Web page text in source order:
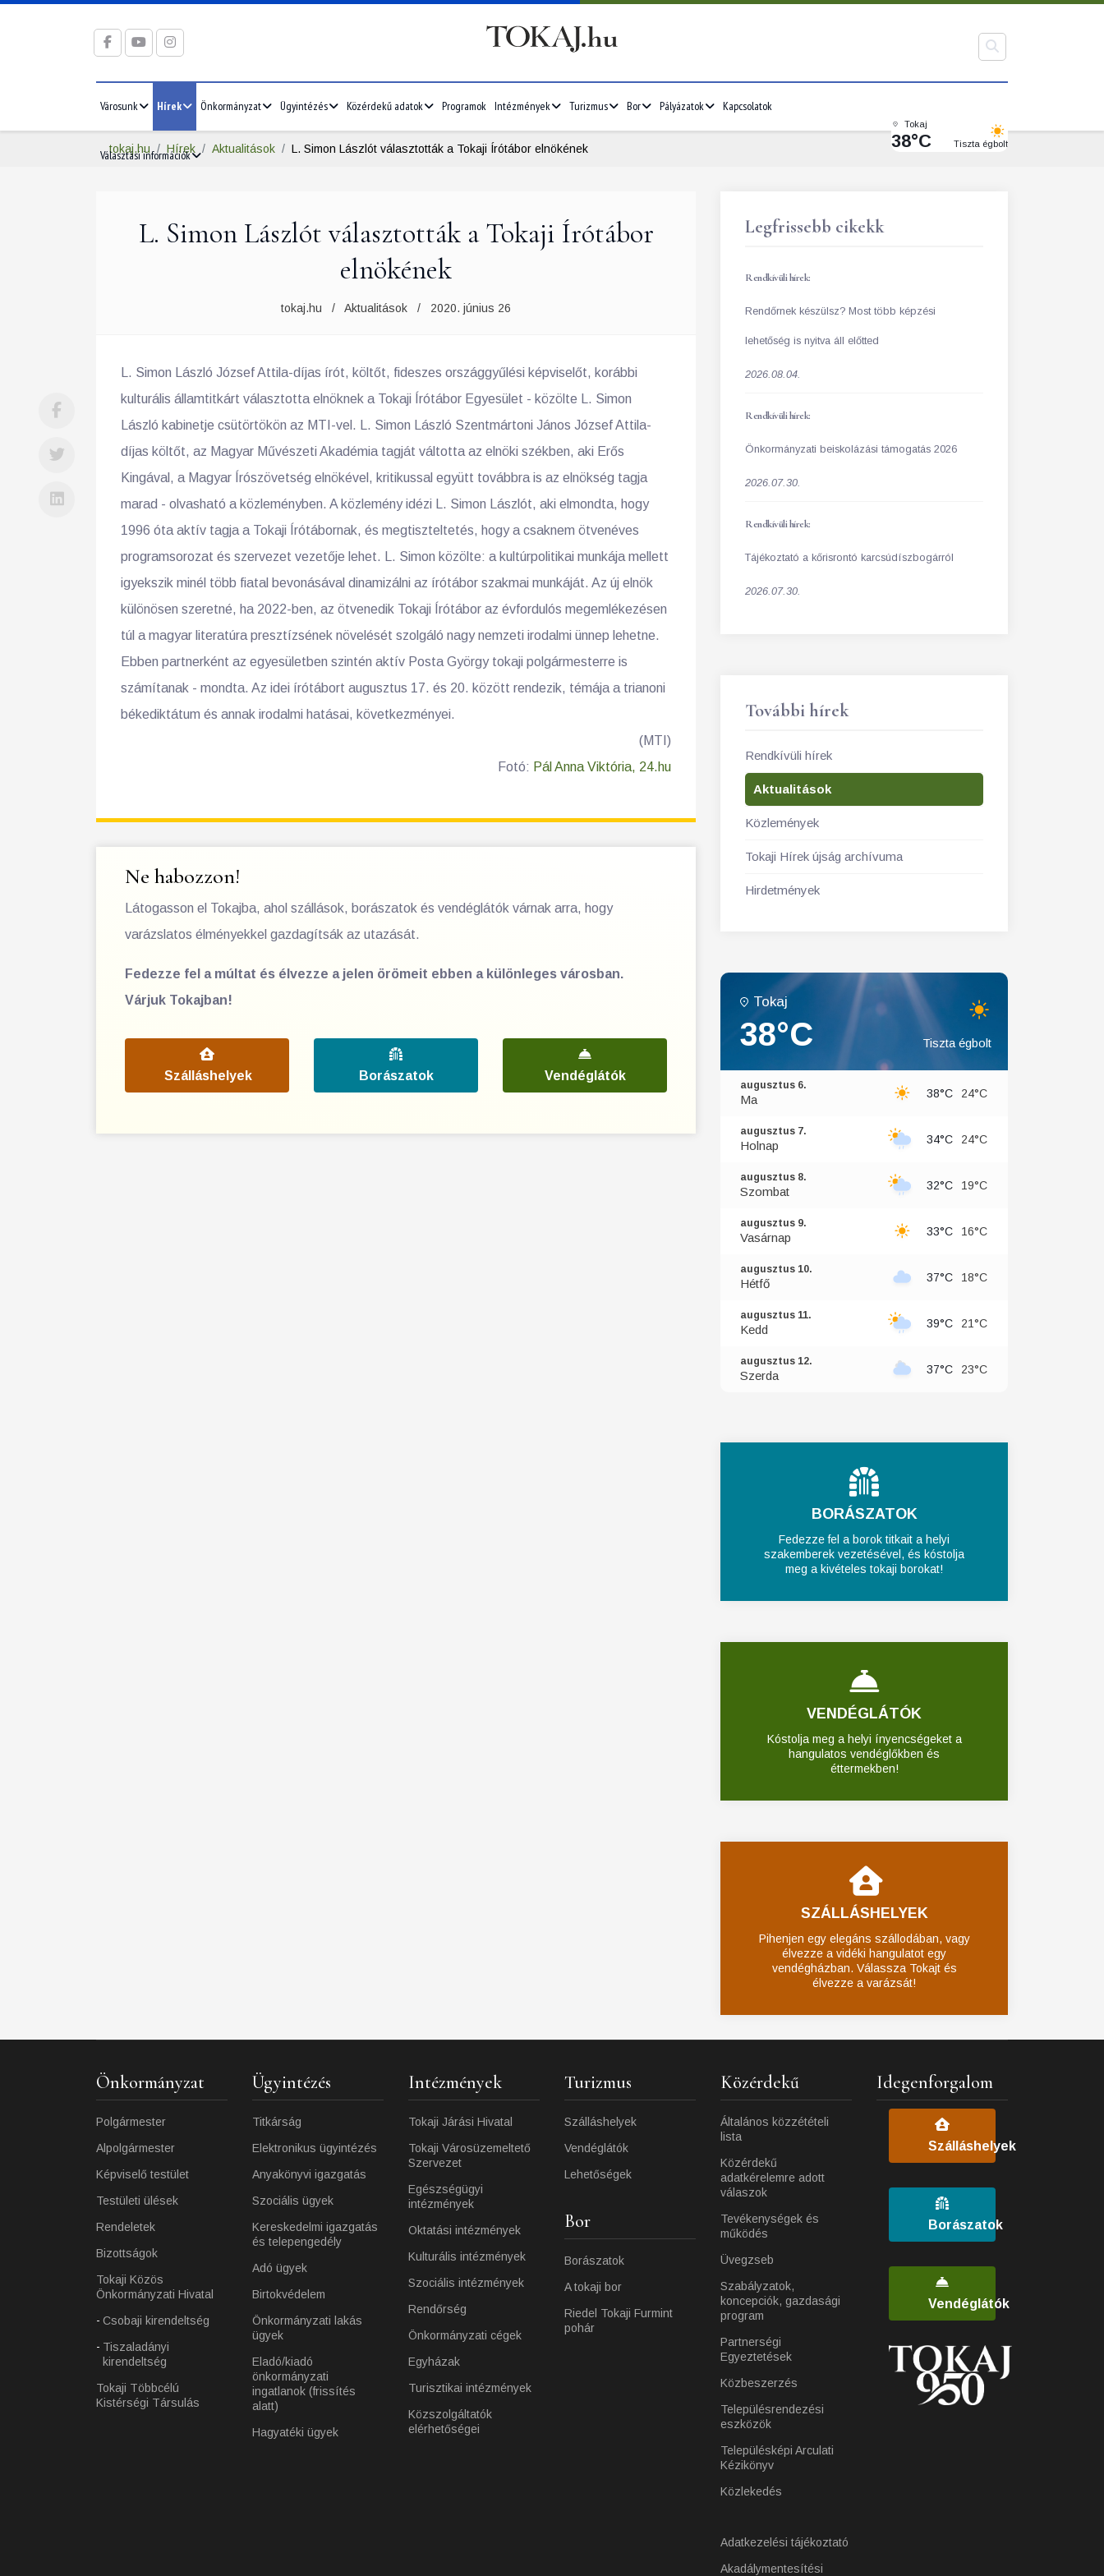
Városunk Hírek Önkormányzat Ügyintézés Közérdekű adatok Programok Intézmények Turizmus Bor Pályázatok Kapcsolatok
Választási információk
Tokaj
38°C Tiszta égbolt
tokaj.hu Hírek Aktualitások L. Simon Lászlót választották a Tokaji Írótábor elnökének
L. Simon Lászlót választották a Tokaji Írótábor
elnökének
tokaj.hu Aktualitások 2020. június 26
L. Simon László József Attila-díjas írót, költőt, fideszes országgyűlési képviselőt, korábbi
kulturális államtitkárt választotta elnöknek a Tokaji Írótábor Egyesület - közölte L. Simon
László kabinetje csütörtökön az MTI-vel. L. Simon László Szentmártoni János József Attila-
díjas költőt, az Magyar Művészeti Akadémia tagját váltotta az elnöki székben, aki Erős
Kingával, a Magyar Írószövetség elnökével, kritikussal együtt továbbra is az elnökség tagja
marad - olvasható a közleményben. A közlemény idézi L. Simon Lászlót, aki elmondta, hogy
1996 óta aktív tagja a Tokaji Írótábornak, és megtiszteltetés, hogy a csaknem ötvenéves
programsorozat és szervezet vezetője lehet. L. Simon közölte: a kultúrpolitikai munkája mellett
igyekszik minél több fiatal bevonásával dinamizálni az írótábor szakmai munkáját. Az új elnök
különösen szeretné, ha 2022-ben, az ötvenedik Tokaji Írótábor az évfordulós megemlékezésen
túl a magyar literatúra presztízsének növelését szolgáló nagy nemzeti irodalmi ünnep lehetne.
Ebben partnerként az egyesületben szintén aktív Posta György tokaji polgármesterre is
számítanak - mondta. Az idei írótábort augusztus 17. és 20. között rendezik, témája a trianoni
békediktátum és annak irodalmi hatásai, következményei.
(MTI)
Fotó: Pál Anna Viktória, 24.hu
Ne habozzon!
Látogasson el Tokajba, ahol szállások, borászatok és vendéglátók várnak arra, hogy
varázslatos élményekkel gazdagítsák az utazását.
Fedezze fel a múltat és élvezze a jelen örömeit ebben a különleges városban.
Várjuk Tokajban!
Szálláshelyek Borászatok Vendéglátók
Legfrissebb cikekk
Rendkívüli hírek:
Rendőrnek készülsz? Most több képzési
lehetőség is nyitva áll előtted
2026.08.04.
Rendkívüli hírek:
Önkormányzati beiskolázási támogatás 2026
2026.07.30.
Rendkívüli hírek:
Tájékoztató a kőrisrontó karcsúdíszbogárról
2026.07.30.
További hírek
Rendkívüli hírek
Aktualitások
Közlemények
Tokaji Hírek újság archívuma
Hirdetmények
Tokaj
38°C Tiszta égbolt
augusztus 6.
Ma 38°C 24°C
augusztus 7.
Holnap 34°C 24°C
augusztus 8.
Szombat 32°C 19°C
augusztus 9.
Vasárnap 33°C 16°C
augusztus 10.
Hétfő 37°C 18°C
augusztus 11.
Kedd 39°C 21°C
augusztus 12.
Szerda 37°C 23°C
BORÁSZATOK
Fedezze fel a borok titkait a helyi
szakemberek vezetésével, és kóstolja
meg a kivételes tokaji borokat!
VENDÉGLÁTÓK
Kóstolja meg a helyi ínyencségeket a
hangulatos vendéglőkben és
éttermekben!
SZÁLLÁSHELYEK
Pihenjen egy elegáns szállodában, vagy
élvezze a vidéki hangulatot egy
vendégházban. Válassza Tokajt és
élvezze a varázsát!
Önkormányzat
Polgármester
Alpolgármester
Képviselő testület
Testületi ülések
Rendeletek
Bizottságok
Tokaji Közös
Önkormányzati Hivatal
Csobaji kirendeltség
Tiszaladányi
kirendeltség
Tokaji Többcélú
Kistérségi Társulás
Ügyintézés
Titkárság
Elektronikus ügyintézés
Anyakönyvi igazgatás
Szociális ügyek
Kereskedelmi igazgatás
és telepengedély
Adó ügyek
Birtokvédelem
Önkormányzati lakás
ügyek
Eladó/kiadó
önkormányzati
ingatlanok (frissítés
alatt)
Hagyatéki ügyek
Intézmények
Tokaji Járási Hivatal
Tokaji Városüzemeltető
Szervezet
Egészségügyi
intézmények
Oktatási intézmények
Kulturális intézmények
Szociális intézmények
Rendőrség
Önkormányzati cégek
Egyházak
Turisztikai intézmények
Közszolgáltatók
elérhetőségei
Turizmus
Szálláshelyek
Vendéglátók
Lehetőségek
Bor
Borászatok
A tokaji bor
Riedel Tokaji Furmint
pohár
Közérdekű
Általános közzétételi
lista
Közérdekű
adatkérelemre adott
válaszok
Tevékenységek és
működés
Üvegzseb
Szabályzatok,
koncepciók, gazdasági
program
Partnerségi
Egyeztetések
Közbeszerzés
Településrendezési
eszközök
Településképi Arculati
Kézikönyv
Közlekedés
Adatkezelési tájékoztató
Akadálymentesítési
Idegenforgalom
Szálláshelyek
Borászatok
Vendéglátók